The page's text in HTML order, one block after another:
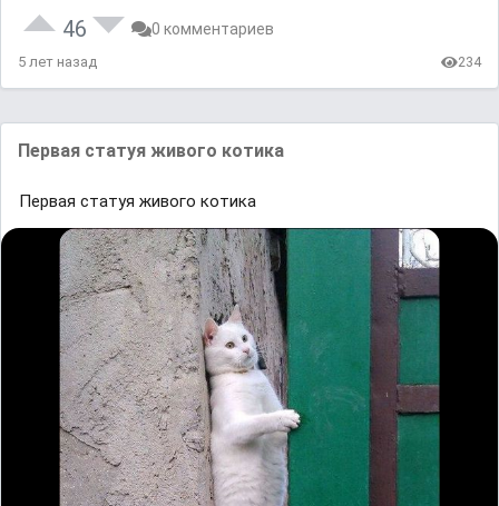
46 0 комментариев
5 лет назад 234
Первая статуя живого котика
Первая статуя живого котика